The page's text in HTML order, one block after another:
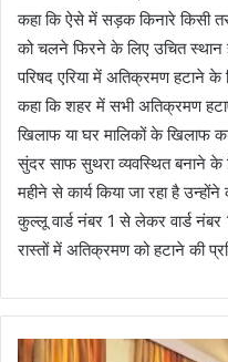
कहा कि ऐसे में सड़क किनारे किसी
को चलने फिरने के लिए उचित
परिषद एरिया में अतिक्रमण हटाने के
कहा कि शहर में सभी अतिक्रमण
खिलाफ या घर मालिकों के खिलाफ
सुंदर साफ सुथरा व्यवस्थित बनाने के
महीने से कार्य किया जा रहा है
कुल्लू वार्ड नंबर 1 से लेकर वार्ड
रास्तों में अतिक्रमण को हटाने की